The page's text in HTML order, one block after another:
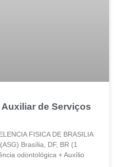
de Serviços
FISICA DE BRASILIA
Brasília, DF, BR (1
odontológica + Auxílio